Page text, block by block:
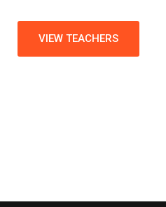
VIEW TEACHERS